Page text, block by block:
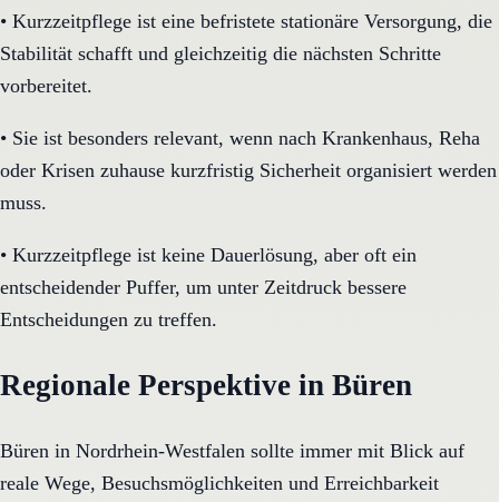
• Kurzzeitpflege ist eine befristete stationäre Versorgung, die
Stabilität schafft und gleichzeitig die nächsten Schritte
vorbereitet.
• Sie ist besonders relevant, wenn nach Krankenhaus, Reha
oder Krisen zuhause kurzfristig Sicherheit organisiert werden
muss.
• Kurzzeitpflege ist keine Dauerlösung, aber oft ein
entscheidender Puffer, um unter Zeitdruck bessere
Entscheidungen zu treffen.
Regionale Perspektive in Büren
Büren in Nordrhein-Westfalen sollte immer mit Blick auf
reale Wege, Besuchsmöglichkeiten und Erreichbarkeit